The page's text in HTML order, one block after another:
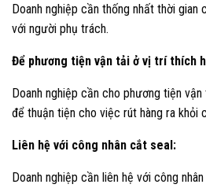
Doanh nghiệp cần thống nhất thời gian
với người phụ trách.
Để phương tiện vận tải ở vị trí thích
Doanh nghiệp cần cho phương tiện
để thuận tiện cho việc rút hàng ra khỏi
Liên hệ với công nhân cắt seal:
Doanh nghiệp cần liên hệ với công